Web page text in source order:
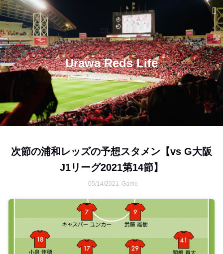
Urawa Reds Life
次節の浦和レッズの予想スタメン【vs G大阪
J1リーグ2021第14節】
05/14/2021 Game